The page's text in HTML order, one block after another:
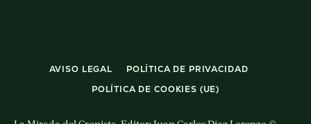
AVISO LEGAL
POLÍTICA DE PRIVACIDAD
POLÍTICA DE COOKIES (UE)